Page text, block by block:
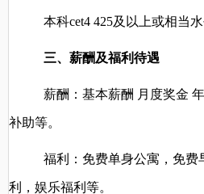
本科cet4 425及以上或相当
三、薪酬及福利待遇
薪酬：基本薪酬 月度奖金
补助等。
福利：免费单身公寓，免
利，娱乐福利等。